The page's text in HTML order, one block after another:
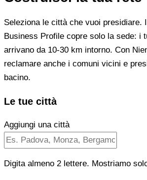
Seleziona le città che vuoi presidiare.
Business Profile copre solo la sede: i
arrivano da 10-30 km intorno. Con
reclamare anche i comuni vicini e
bacino.
Le tue città
Aggiungi una città
Digita almeno 2 lettere. Mostriamo